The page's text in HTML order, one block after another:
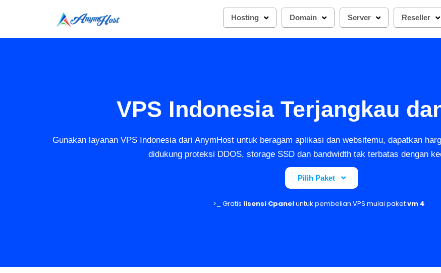
Hosting Domain Server Reseller
VPS Indonesia Terjangkau
Gunakan layanan VPS Indonesia dari AnymHost untuk beragam aplikasi dan websitemu, dapatkan
didukung proteksi DDOS, storage SSD dan bandwidth tak terbatas dengan
Pilih Paket
>_ Gratis lisensi Cpaneluntuk pembelian VPS mulai paketvm 4